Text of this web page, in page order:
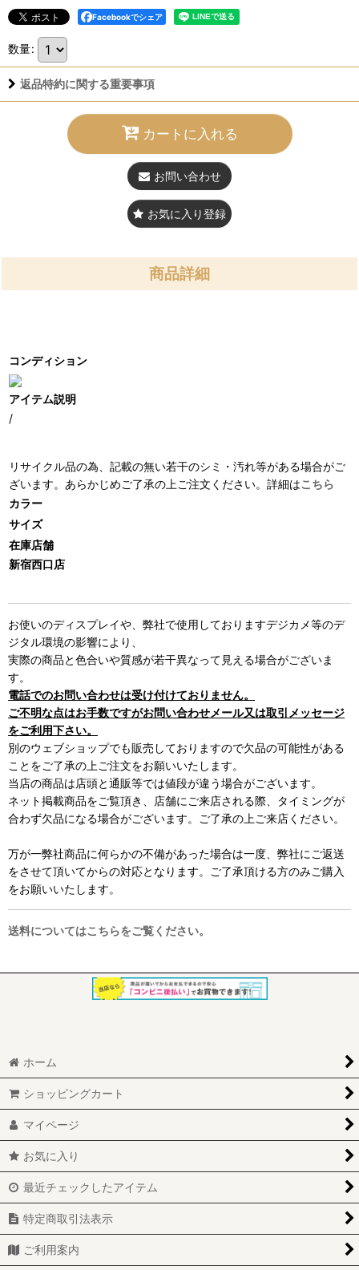
Facebookでシェア
数量:
返品特約に関する重要事項
カートに入れる
お問い合わせ
お気に入り登録
商品詳細
コンディション
アイテム説明
/
リサイクル品の為、記載の無い若干のシミ・汚れ等がある場合がご
ざいます。あらかじめご了承の上ご注文ください。詳細はこちら
カラー
サイズ
在庫店舗
新宿西口店
お使いのディスプレイや、弊社で使用しておりますデジカメ等のデ
ジタル環境の影響により、
実際の商品と色合いや質感が若干異なって見える場合がございま
す。
電話でのお問い合わせは受け付けておりません。
ご不明な点はお手数ですがお問い合わせメール又は取引メッセージ
をご利用下さい。
別のウェブショップでも販売しておりますので欠品の可能性がある
ことをご了承の上ご注文をお願いいたします。
当店の商品は店頭と通販等では値段が違う場合がございます。
ネット掲載商品をご覧頂き、店舗にご来店される際、タイミングが
合わず欠品になる場合がございます。ご了承の上ご来店ください。
万が一弊社商品に何らかの不備があった場合は一度、弊社にご返送
をさせて頂いてからの対応となります。ご了承頂ける方のみご購入
をお願いいたします。
送料についてはこちらをご覧ください。
ホーム
ショッピングカート
マイページ
お気に入り
最近チェックしたアイテム
特定商取引法表示
ご利用案内